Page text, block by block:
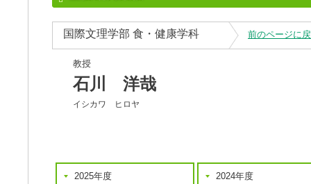
国際文理学部 食・健康学科 前のページに
教授
石川 洋哉
イシカワ ヒロヤ
2025年度 2024年度